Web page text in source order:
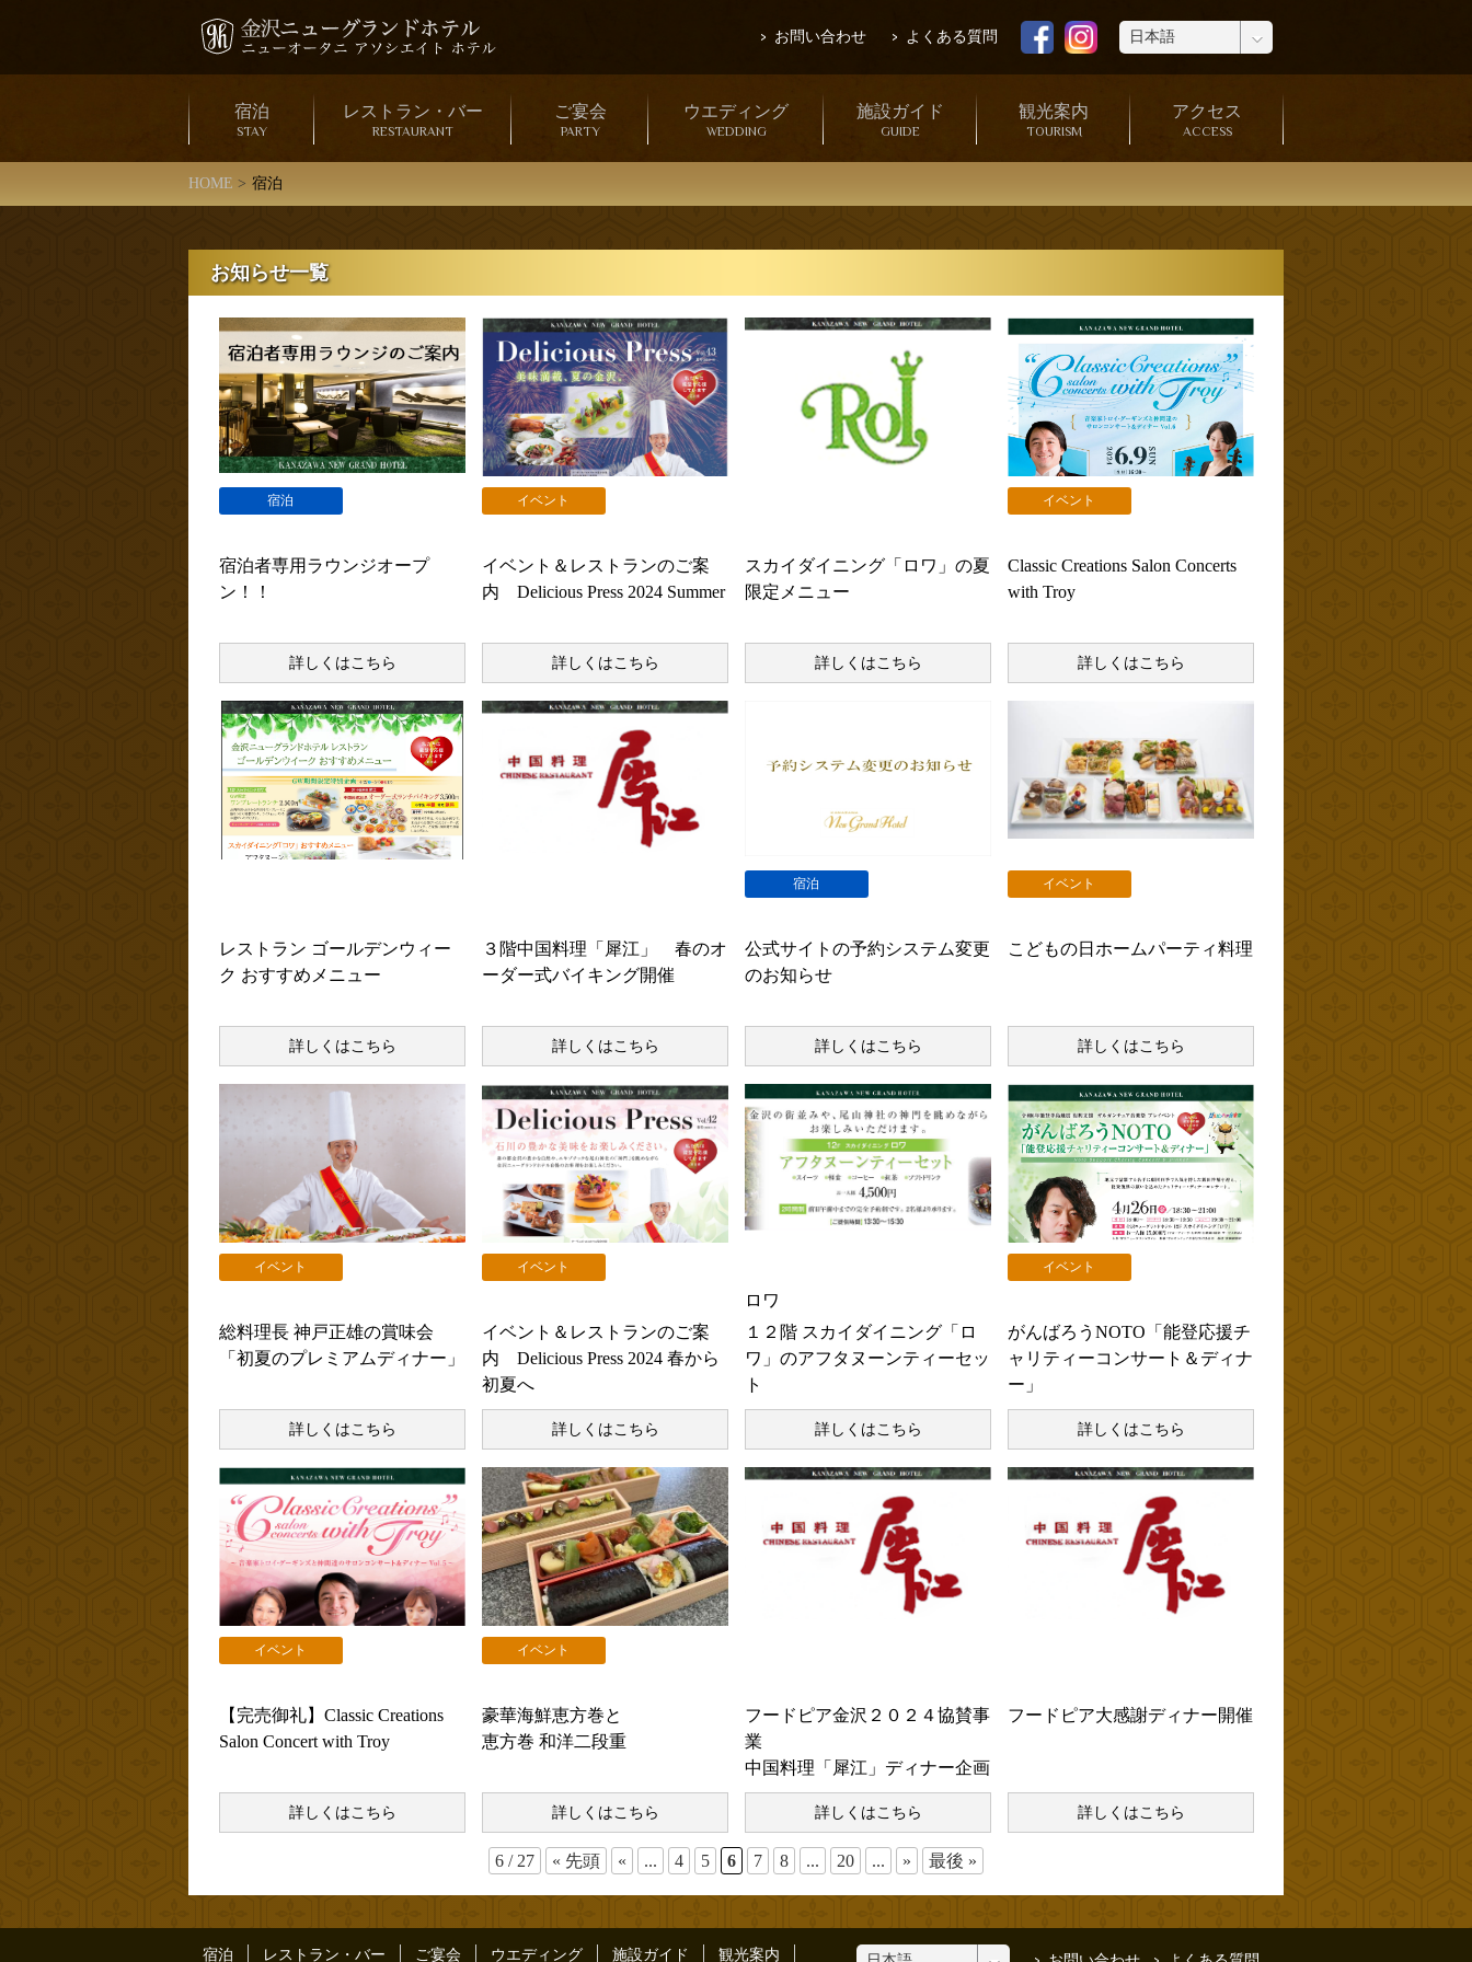
お問い合わせ よくある質問
宿泊
STAY
レストラン・バー
RESTAURANT
ご宴会
PARTY
ウエディング
WEDDING
施設ガイド
GUIDE
観光案内
TOURISM
アクセス
ACCESS
HOME 宿泊
お知らせ一覧
宿泊
宿泊者専用ラウンジオープ
ン！！
詳しくはこちら
イベント
イベント＆レストランのご案
内 Delicious Press 2024 Summer
詳しくはこちら
スカイダイニング「ロワ」の夏
限定メニュー
詳しくはこちら
イベント
Classic Creations Salon Concerts
with Troy
詳しくはこちら
レストラン ゴールデンウィー
ク おすすめメニュー
詳しくはこちら
３階中国料理「犀江」 春のオ
ーダー式バイキング開催
詳しくはこちら
宿泊
公式サイトの予約システム変更
のお知らせ
詳しくはこちら
イベント
こどもの日ホームパーティ料理
詳しくはこちら
イベント
総料理長 神戸正雄の賞味会
「初夏のプレミアムディナー」
詳しくはこちら
イベント
イベント＆レストランのご案
内 Delicious Press 2024 春から
初夏へ
詳しくはこちら
ロワ
１２階 スカイダイニング「ロ
ワ」のアフタヌーンティーセッ
ト
詳しくはこちら
イベント
がんばろうNOTO「能登応援チ
ャリティーコンサート＆ディナ
ー」
詳しくはこちら
イベント
【完売御礼】Classic Creations
Salon Concert with Troy
詳しくはこちら
イベント
豪華海鮮恵方巻と
恵方巻 和洋二段重
詳しくはこちら
フードピア金沢２０２４協賛事
業
中国料理「犀江」ディナー企画
詳しくはこちら
フードピア大感謝ディナー開催
詳しくはこちら
6 / 27 « 先頭 « ... 4 5 6 7 8 ... 20 ... » 最後 »
宿泊 レストラン・バー ご宴会 ウエディング 施設ガイド 観光案内